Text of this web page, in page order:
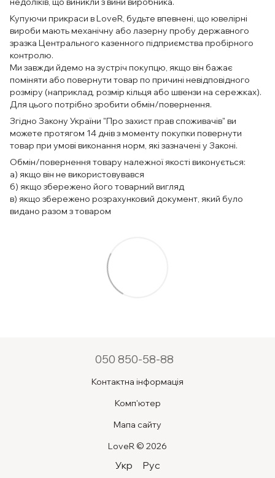
Купуючи прикраси в LoveR, будьте впевнені, що ювелірні
вироби мають механічну або лазерну пробу державного
зразка Центрального казенного підприємства пробірного
контролю.
Ми завжди йдемо на зустріч покупцю, якщо він бажає
поміняти або повернути товар по причині невідповідного
розміру (наприклад, розмір кільця або швензи на сережках).
Для цього потрібно зробити обмін/повернення.
Згідно Закону України "Про захист прав споживачів" ви
можете протягом 14 днів з моменту покупки повернути
товар при умові виконання норм, які зазначені у Законі.
Обмін/повернення товару належної якості виконується:
а) якщо він не використовувався
б) якщо збережено його товарний вигляд
в) якщо збережено розрахунковий документ, який було
видано разом з товаром
050 850-58-88
Контактна інформація
Комп'ютер
Мапа сайту
LoveR © 2026
Укр Рус